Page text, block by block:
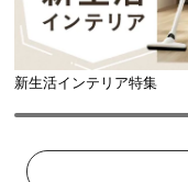
新生活インテリア特集